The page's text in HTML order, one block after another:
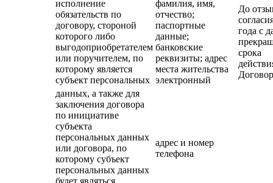
исполнение
обязательств по
договору, стороной
которого либо
выгодоприобретателем
или поручителем, по
которому является
субъект персональных
фамилия, имя,
отчество;
паспортные
данные;
банковские
реквизиты; адрес
места жительства
электронный
До
года с
срока
данных, а также для
заключения договора
по инициативе
субъекта
персональных данных
или договора, по
которому субъект
персональных данных
будет являться
адрес и номер
телефона